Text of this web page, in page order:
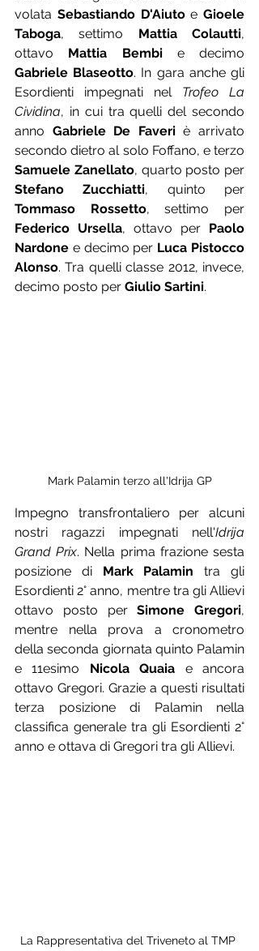
volata Sebastiando D'Aiuto e Gioele
Taboga, settimo Mattia Colautti,
ottavo Mattia Bembi
Gabriele Blaseotto. In gara anche gli
Esordienti impegnati nel Trofeo La
Cividina, in cui tra quelli del secondo
anno Gabriele De Faveri è arrivato
Samuele Zanellato
Stefano Zucchiatti
Tommaso Rossetto
Federico Ursella, ottavo per Paolo
Nardone e decimo per Luca Pistocco
Alonso. Tra quelli classe 2012, invece,
decimo posto per Giulio Sartini.
Mark Palamin terzo all'Idrija GP
Impegno transfrontaliero per alcuni
nostri ragazzi impegnati nell'Idrija
Grand Prix. Nella prima frazione sesta
posizione di Mark Palamin tra gli
Esordienti 2° anno, mentre tra gli Allievi
ottavo posto per Simone Gregori,
mentre nella prova a cronometro
della seconda giornata quinto Palamin
e 11esimo Nicola Quaia e ancora
ottavo Gregori. Grazie a questi risultati
terza posizione di Palamin nella
classifica generale tra gli Esordienti 2°
anno e ottava di Gregori tra gli Allievi.
La Rappresentativa del Triveneto al TMP